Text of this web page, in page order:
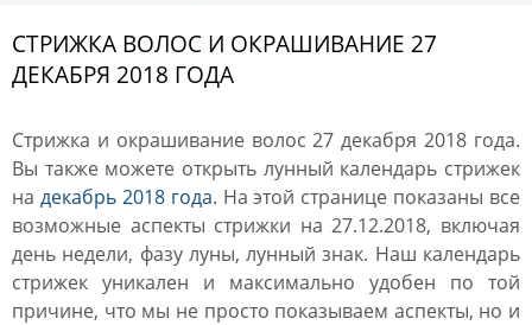
СТРИЖКА ВОЛОС И ОКРАШИВАНИЕ 27
ДЕКАБРЯ 2018 ГОДА
Стрижка и окрашивание волос 27 декабря 2018 года.
Вы также можете открыть лунный календарь стрижек
на декабрь 2018 года. На этой странице показаны все
возможные аспекты стрижки на 27.12.2018, включая
день недели, фазу луны, лунный знак. Наш календарь
стрижек уникален и максимально удобен по той
причине, что мы не просто показываем аспекты, но и